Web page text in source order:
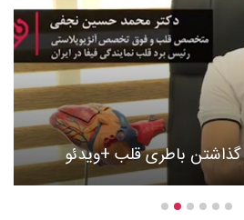
باطری قلب +ویدئو